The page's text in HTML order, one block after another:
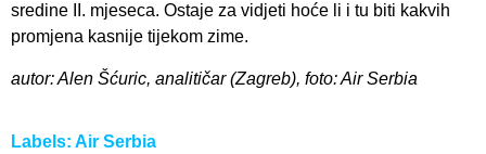
sredine II. mjeseca. Ostaje za vidjeti hoće li i tu biti kakvih
promjena kasnije tijekom zime.
autor: Alen Šćuric, analitičar (Zagreb), foto: Air Serbia
Labels: Air Serbia